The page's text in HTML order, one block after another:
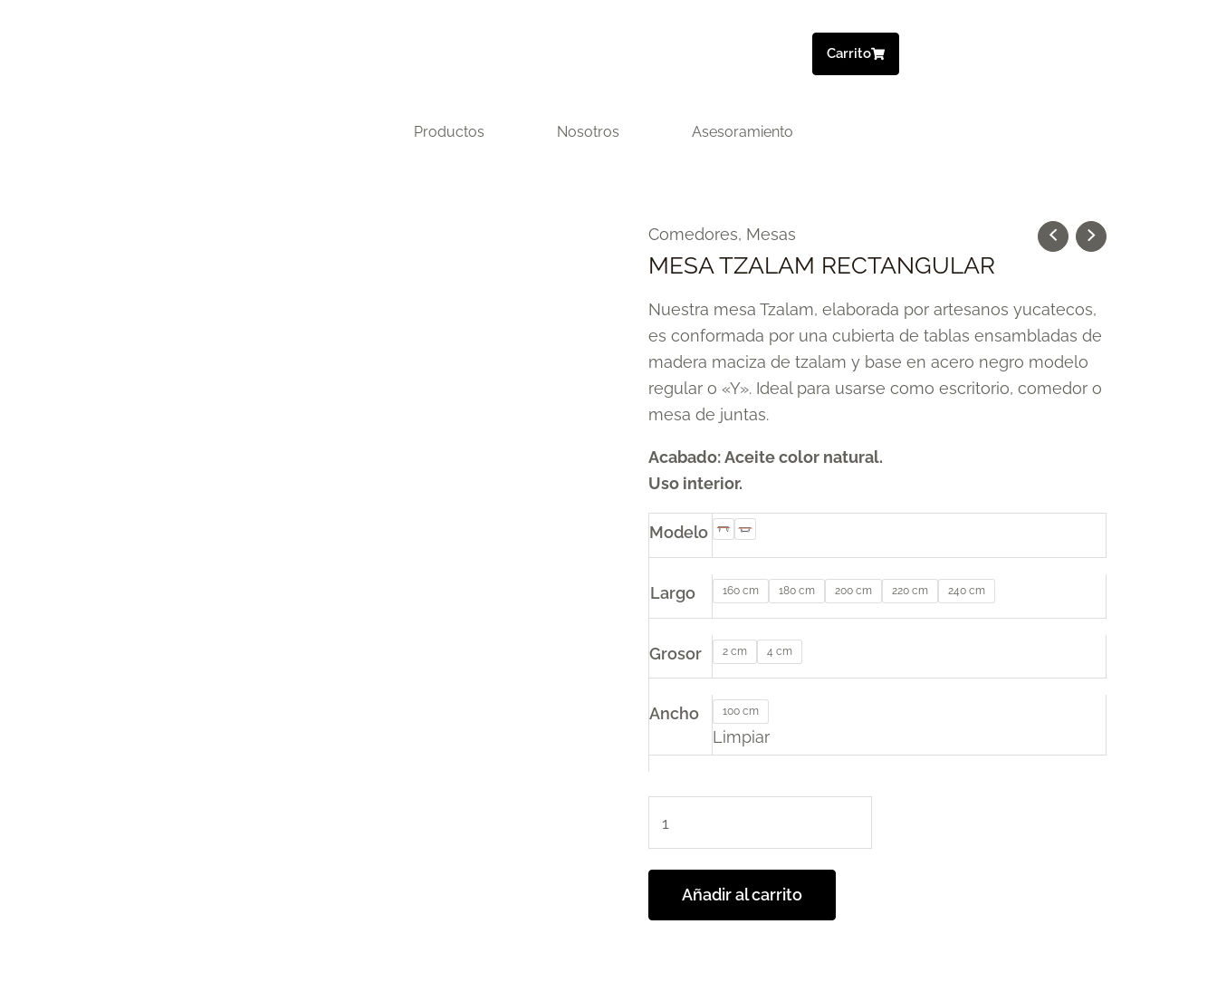
Carrito
Productos Nosotros Asesoramiento
Comedores, Mesas
MESA TZALAM RECTANGULAR
Nuestra mesa Tzalam, elaborada por artesanos yucatecos,
es conformada por una cubierta de tablas ensambladas de
madera maciza de tzalam y base en acero negro modelo
regular o «Y». Ideal para usarse como escritorio, comedor o
mesa de juntas.
Acabado: Aceite color natural.
Uso interior.
Modelo
Largo 160 cm 180 cm 200 cm 220 cm 240 cm
Grosor 2 cm 4 cm
Ancho 100 cm
Limpiar
MESA
TZALAM
cantidad
Añadir al carrito